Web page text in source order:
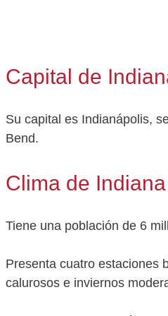
Capital de
Su capital es Indianápolis,
Bend.
Clima de Indiana
Tiene una población de 6
Presenta cuatro estaciones
calurosos e inviernos